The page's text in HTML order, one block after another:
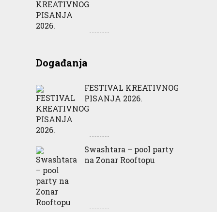
Događanja
FESTIVAL KREATIVNOG
PISANJA 2026.
Swashtara – pool party
na Zonar Rooftopu